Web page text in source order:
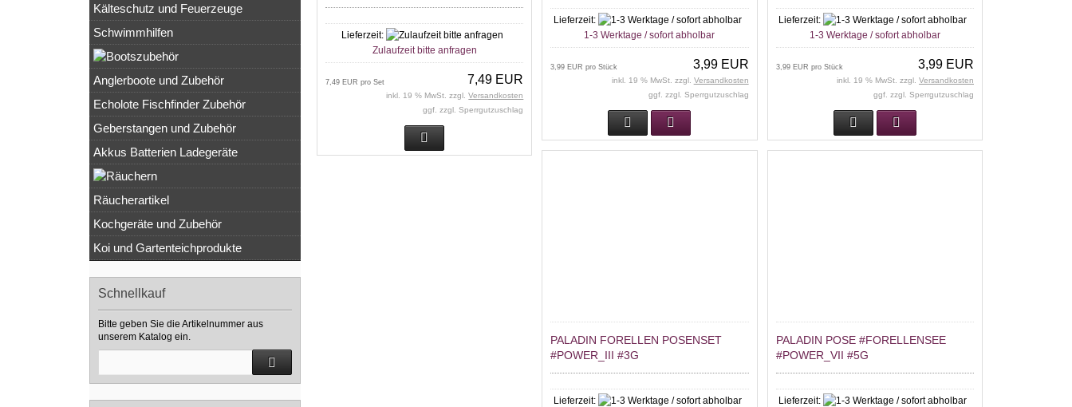
Lieferzeit:
Zulaufzeit bitte anfragen
7,49 EUR
7,49 EUR pro Set
inkl. 19 % MwSt. zzgl.Versandkosten
ggf. zzgl. Sperrgutzuschlag
Lieferzeit:
1-3 Werktage / sofort abholbar
3,99 EUR
3,99 EUR pro Stück
inkl. 19 % MwSt. zzgl. Versandkosten
ggf. zzgl. Sperrgutzuschlag
Lieferzeit:
1-3 Werktage / sofort abholbar
3,99 EUR
3,99 EUR pro Stück
inkl. 19 % MwSt. zzgl. Versandkosten
ggf. zzgl. Sperrgutzuschlag
PALADIN FORELLEN POSENSET
#POWER_III #3G
Lieferzeit:
PALADIN POSE #FORELLENSEE
#POWER_VII #5G
Lieferzeit:
Kälteschutz und Feuerzeuge
Schwimmhilfen
Anglerboote und Zubehör
Echolote Fischfinder Zubehör
Geberstangen und Zubehör
Akkus Batterien Ladegeräte
Räucherartikel
Kochgeräte und Zubehör
Koi und Gartenteichprodukte
Schnellkauf
Bitte geben Sie die Artikelnummer aus
unserem Katalog ein.